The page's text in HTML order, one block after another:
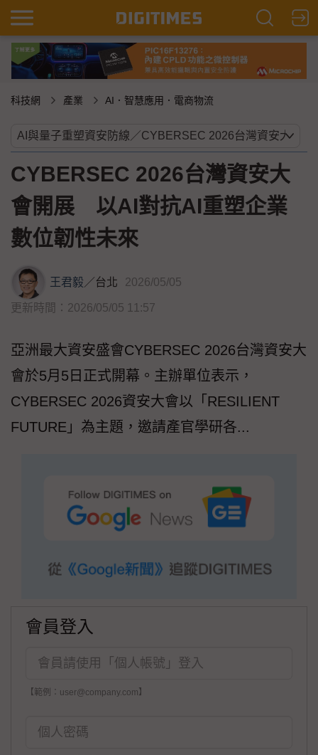
科技網 產業 AI．智慧應用．電商物流
CYBERSEC 2026台灣資安⼤
會開展 以AI對抗AI重塑企業
數位韌性未來
王君毅／台北 2026/05/05
更新時間：2026/05/05 11:57
亞洲最⼤資安盛會CYBERSEC 2026台灣資安⼤
會於5月5⽇正式開幕。主辦單位表示，
CYBERSEC 2026資安大會以「RESILIENT
FUTURE」為主題，邀請產官學研各...
會員登入
【範例：user@company.com】